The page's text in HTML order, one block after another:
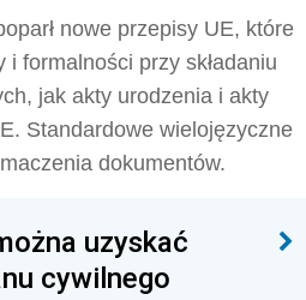
nowe przepisy UE, które
formalności przy składaniu
jak akty urodzenia i akty
Standardowe wielojęzyczne
dokumentów.
uzyskać
cywilnego